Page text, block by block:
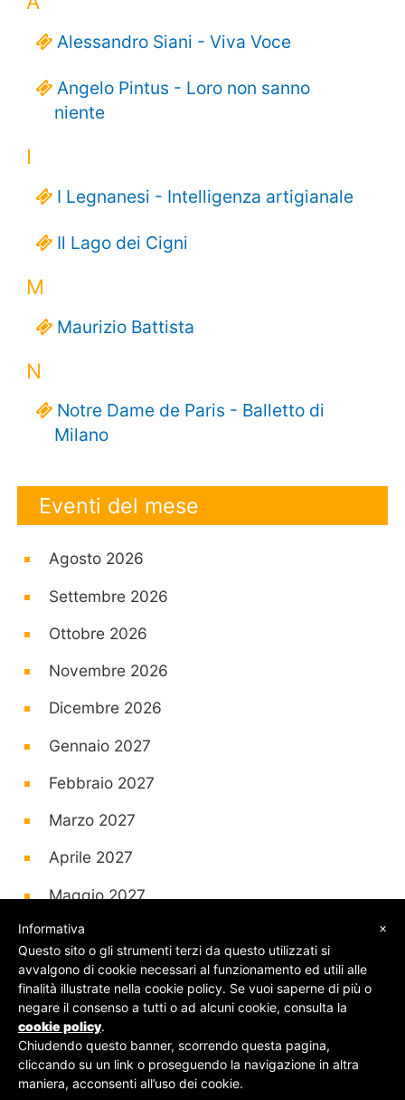
Alessandro Siani - Viva Voce
Angelo Pintus - Loro non sanno
niente
I
I Legnanesi - Intelligenza artigianale
Il Lago dei Cigni
M
Maurizio Battista
N
Notre Dame de Paris - Balletto di
Milano
Eventi del mese
Agosto 2026
Settembre 2026
Ottobre 2026
Novembre 2026
Dicembre 2026
Gennaio 2027
Febbraio 2027
Marzo 2027
Aprile 2027
Maggio 2027
© SOS Biglietti - P.Iva 09162100961 -Chi Siamo
Contatti-Privacy Policy
×
Informativa
Questo sito o gli strumenti terzi da questo utilizzati si
avvalgono di cookie necessari al funzionamento ed utili alle
finalità illustrate nella cookie policy. Se vuoi saperne di più o
negare il consenso a tutti o ad alcuni cookie, consulta la
cookie policy.
Chiudendo questo banner, scorrendo questa pagina,
cliccando su un link o proseguendo la navigazione in altra
maniera, acconsenti all’uso dei cookie.